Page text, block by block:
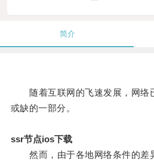
简介
随着互联网的飞速发展，网络
或缺的一部分。
ssr节点ios下载
然而，由于各地网络条件的差